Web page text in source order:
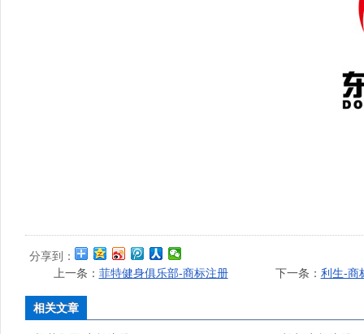
分享到：
上一条： 菲特健身俱乐部-商标注册 下一条： 利生-商
相关文章